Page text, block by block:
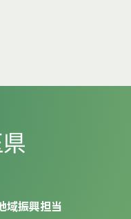
域振興担当